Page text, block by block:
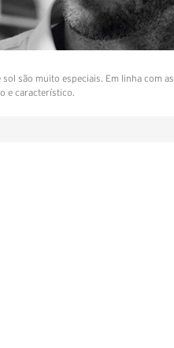
são muito especiais. Em linha com as
e característico.